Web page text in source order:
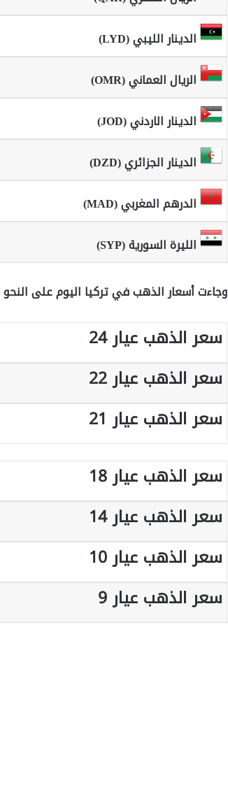
الدينار الليبي (LYD)
الريال العماني (OMR)
الدينار الاردني (JOD)
الدينار الجزائري (DZD)
الدرهم المغربي (MAD)
الليرة السورية (SYP)
وجاءت أسعار الذهب في تركيا اليوم على النحو
سعر الذهب عيار 24
سعر الذهب عيار 22
سعر الذهب عيار 21
سعر الذهب عيار 18
سعر الذهب عيار 14
سعر الذهب عيار 10
سعر الذهب عيار 9